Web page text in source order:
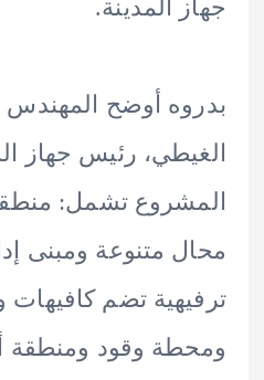
المدينة.
أوضح المهندس
رئيس جهاز المدينة،
تشمل: منطقة
متنوعة ومبنى إداريا،
تضم كافيهات
وقود ومنطقة ألعاب